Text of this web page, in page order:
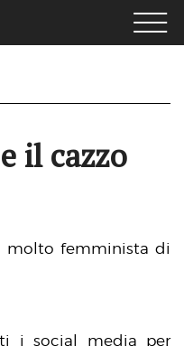
il cazzo
molto femminista di
i social media per